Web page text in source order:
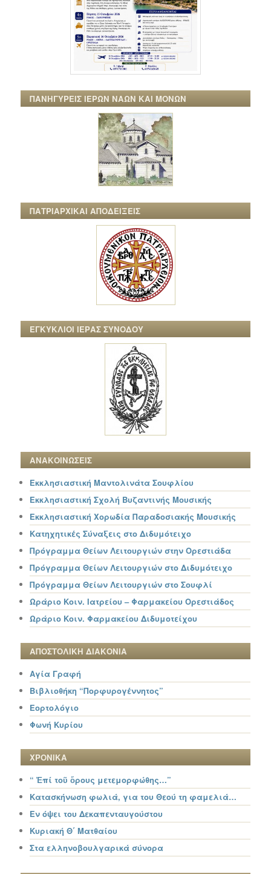
ΠΑΝΗΓΥΡΕΙΣ ΙΕΡΩΝ ΝΑΩΝ ΚΑΙ ΜΟΝΩΝ
ΠΑΤΡΙΑΡΧΙΚΑΙ ΑΠΟΔΕΙΞΕΙΣ
ΕΓΚΥΚΛΙΟΙ ΙΕΡΑΣ ΣΥΝΟΔΟΥ
ΑΝΑΚΟΙΝΩΣΕΙΣ
Εκκλησιαστική Μαντολινάτα Σουφλίου
Εκκλησιαστική Σχολή Βυζαντινής Μουσικής
Εκκλησιαστική Χορωδία Παραδοσιακής Μουσικής
Κατηχητικές Σύναξεις στο Διδυμότειχο
Πρόγραμμα Θείων Λειτουργιών στην Ορεστιάδα
Πρόγραμμα Θείων Λειτουργιών στο Διδυμότειχο
Πρόγραμμα Θείων Λειτουργιών στο Σουφλί
Ωράριο Κοιν. Ιατρείου – Φαρμακείου Ορεστιάδος
Ωράριο Κοιν. Φαρμακείου Διδυμοτείχου
ΑΠΟΣΤΟΛΙΚΗ ΔΙΑΚΟΝΙΑ
Αγία Γραφή
Βιβλιοθήκη “Πορφυρογέννητος”
Εορτολόγιο
Φωνή Κυρίου
ΧΡΟΝΙΚΑ
“ Ἐπί τοῦ ὄρους μετεμορφώθης…”
Κατασκήνωση φωλιά, για του Θεού τη φαμελιά…
Εν όψει του Δεκαπενταυγούστου
Κυριακή Θ΄ Ματθαίου
Στα ελληνοβουλγαρικά σύνορα